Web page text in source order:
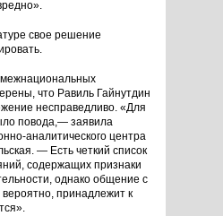
свое решение
что Равиль Гайнутдин
несправедливо. «Для
повода,— заявила
аналитического центра
— Есть четкий список
содержащих признаки
однако общение с
принадлежит к